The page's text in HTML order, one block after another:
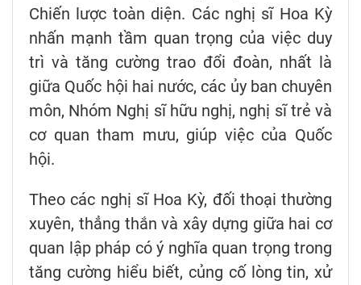
Chiến lược toàn diện. Các nghị sĩ Hoa Kỳ
nhấn mạnh tầm quan trọng của việc duy
trì và tăng cường trao đổi đoàn, nhất là
giữa Quốc hội hai nước, các ủy ban chuyên
môn, Nhóm Nghị sĩ hữu nghị, nghị sĩ trẻ và
cơ quan tham mưu, giúp việc của Quốc
hội.
Theo các nghị sĩ Hoa Kỳ, đối thoại thường
xuyên, thẳng thắn và xây dựng giữa hai cơ
quan lập pháp có ý nghĩa quan trọng trong
tăng cường hiểu biết, củng cố lòng tin, xử